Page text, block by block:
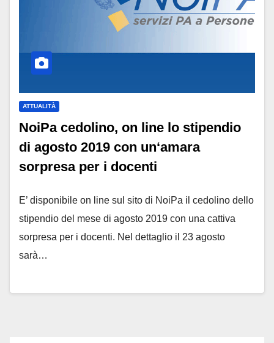
ATTUALITÀ
NoiPa cedolino, on line lo stipendio
di agosto 2019 con un‘amara
sorpresa per i docenti
E’ disponibile on line sul sito di NoiPa il cedolino dello
stipendio del mese di agosto 2019 con una cattiva
sorpresa per i docenti. Nel dettaglio il 23 agosto
sarà…